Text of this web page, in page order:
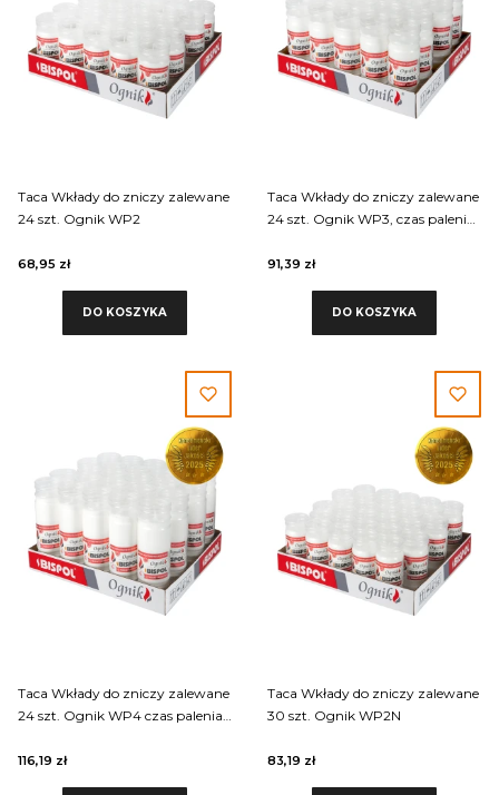
Taca Wkłady do zniczy zalewane
24 szt. Ognik WP2
68,95 zł
DO KOSZYKA
Taca Wkłady do zniczy zalewane
24 szt. Ognik WP3, czas palenia
91,39 zł
DO KOSZYKA
Taca Wkłady do zniczy zalewane
24 szt. Ognik WP4 czas palenia
116,19 zł
Taca Wkłady do zniczy zalewane
30 szt. Ognik WP2N
83,19 zł